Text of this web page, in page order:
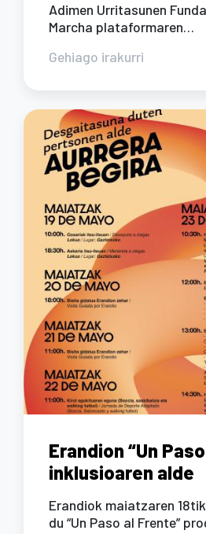
Adimen Urritasunen
Marcha plataformaren…
Gehiago irakurri
Erandion “Un
inklusioaren alde
Erandiok maiatzaren
du “Un Paso al Frente”